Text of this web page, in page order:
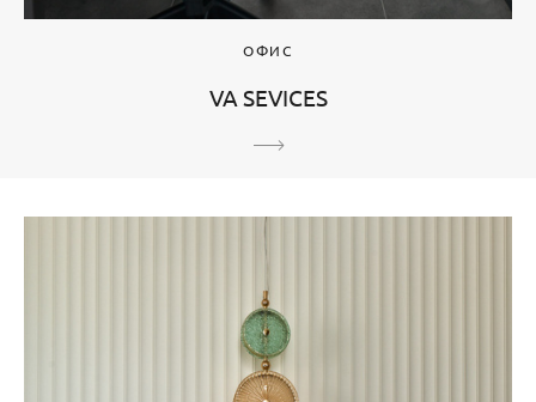
ОФИС
VA SEVICES